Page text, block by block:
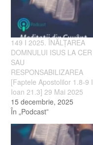
149 I 2025. ÎNĂLȚAREA
DOMNULUI ISUS LA CER
SAU
RESPONSABILIZAREA
[Faptele Apostolilor 1.8-9 I
Ioan 21.3] 29 Mai 2025
15 decembrie, 2025
În „Podcast”